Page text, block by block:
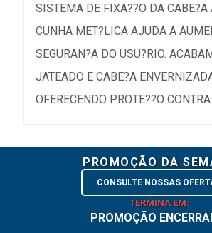
SISTEMA DE FIXA??O DA CABE?A
CUNHA MET?LICA AJUDA A
SEGURAN?A DO USU?RIO.
JATEADO E CABE?A
OFERECENDO PROTE??O
PROMOÇÃO DA
CONSULTE NOSSAS
TERMINA EM:
PROMOÇÃO